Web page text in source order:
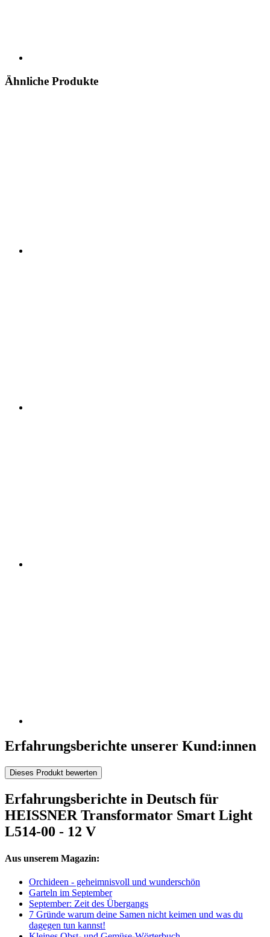
Ähnliche Produkte
Erfahrungsberichte unserer Kund:innen
Dieses Produkt bewerten
Erfahrungsberichte in Deutsch für
HEISSNER Transformator Smart Light
L514-00 - 12 V
Aus unserem Magazin:
Orchideen - geheimnisvoll und wunderschön
Garteln im September
September: Zeit des Übergangs
7 Gründe warum deine Samen nicht keimen und was du
dagegen tun kannst!